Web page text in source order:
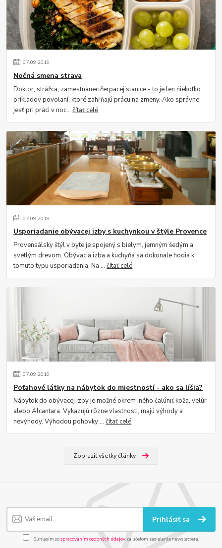
07.09.2019
Nočná smena strava
Doktor, strážca, zamestnanec čerpacej stanice - to je len niekoľko
príkladov povolaní, ktoré zahŕňajú prácu na zmeny. Ako správne
jesť pri práci v noc...čítať celé
07.09.2019
Usporiadanie obývacej izby s kuchynkou v štýle Provence
Provensálsky štýl v byte je spojený s bielym, jemným šedým a
svetlým drevom. Obývacia izba a kuchyňa sa dokonale hodia k
tomuto typu usporiadania. Na ...čítať celé
07.09.2019
Poťahové látky na nábytok do miestností - ako sa líšia?
Nábytok do obývacej izby je možné okrem iného čalúniť koža, velúr
alebo Alcantara. Vykazujú rôzne vlastnosti, majú výhody a
nevýhody. Výhodou pohovky ...čítať celé
Zobraziť všetky články
Prihlásiť sa
Súhlasím sospracovaním osobných údajov za účelom zasielania newslettera.